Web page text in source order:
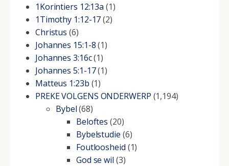
1Korintiers 12:13a (1)
1Timothy 1:12-17(2)
Christus (6)
Johannes 15:1-8(1)
Johannes 3:16c(1)
Johannes 5:1-17(1)
Matteus 1:23b (1)
PREKE VOLGENS ONDERWERP (1,194)
Bybel(68)
Beloftes (20)
Bybelstudie (6)
Foutloosheid (1)
God se wil (3)